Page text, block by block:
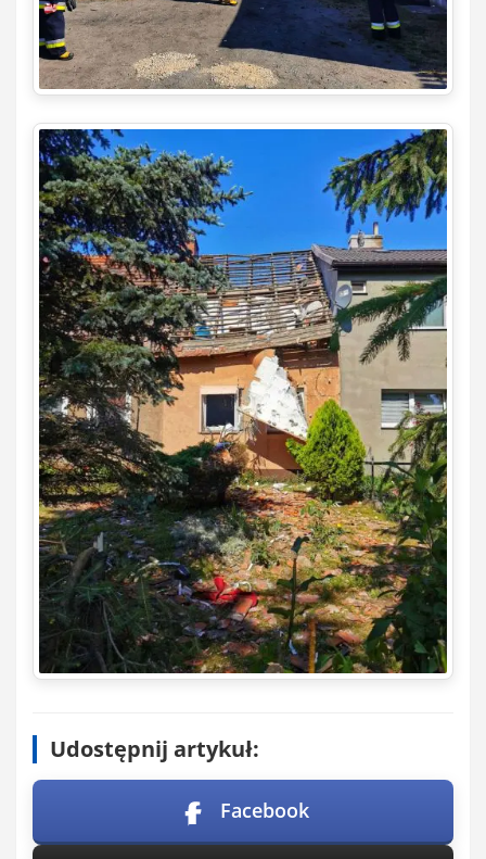
Udostępnij artykuł:
Facebook